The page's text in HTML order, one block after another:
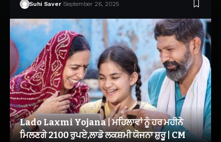
Suhi Saver September 26, 2025
Lado Laxmi Yojana | ਮਹਿਲਾਵਾਂ ਨੂੰ ਹਰ ਮਹੀਨੇ
ਮਿਲਣਗੇ 2100 ਰੁਪਏ,ਲਾਡੋ ਲਕਸ਼ਮੀ ਯੋਜਨਾ ਸ਼ੁਰੂ | CM